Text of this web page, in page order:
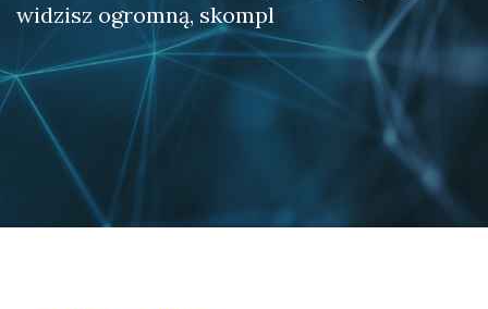
widzisz ogromną, skompl